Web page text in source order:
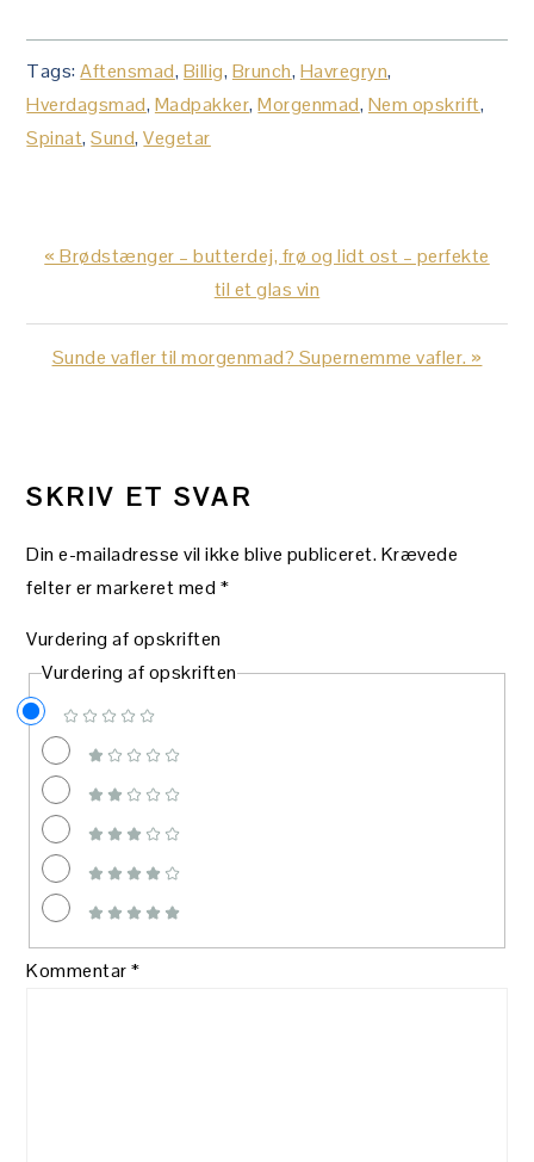
Tags:Aftensmad, Billig, Brunch, Havregryn,
Hverdagsmad, Madpakker,Morgenmad, Nem opskrift,
Spinat,Sund,Vegetar
Previous
« Brødstænger – butterdej, frø og lidt ost – perfekte
til et glas vin
Next
Sunde vafler til morgenmad? Supernemme vafler. »
SKRIV ET SVAR
Din e-mailadresse vil ikke blive publiceret.Krævede
felter er markeret med *
Vurdering af opskriften
Vurdering af opskriften
Kommentar*